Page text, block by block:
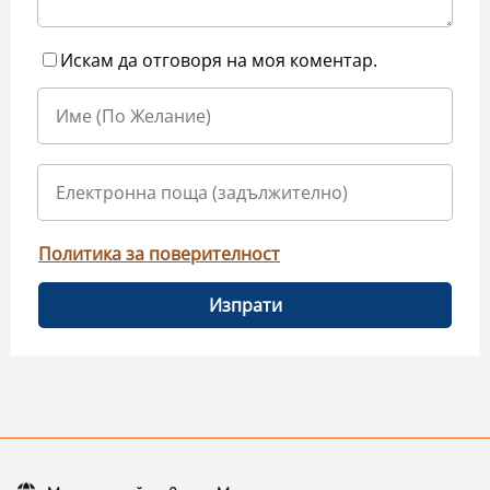
Искам да отговоря на моя коментар.
Политика за поверителност
Изпрати